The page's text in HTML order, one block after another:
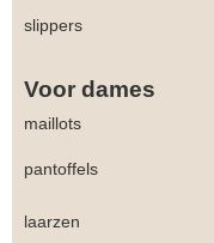
slippers
Voor dames
maillots
pantoffels
laarzen